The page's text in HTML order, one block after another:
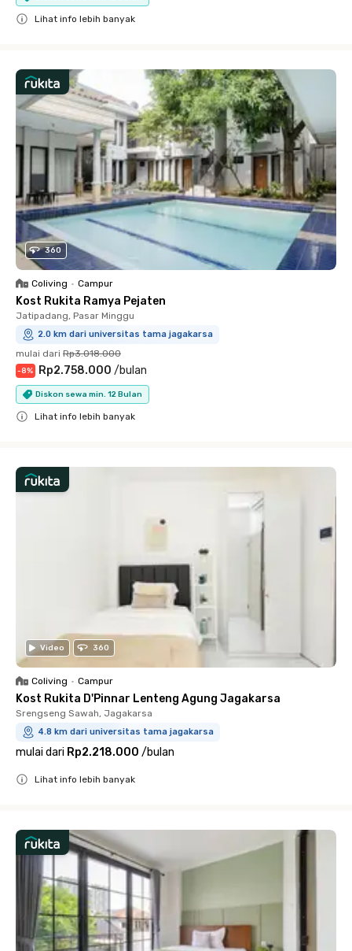
Lihat info lebih banyak
360
Coliving • Campur
Kost Rukita Ramya Pejaten
Jatipadang, Pasar Minggu
2.0 km dari universitas tama jagakarsa
mulai dari Rp3.018.000
-8% Rp2.758.000 /bulan
Diskon sewa min. 12 Bulan
Lihat info lebih banyak
Video 360
Coliving • Campur
Kost Rukita D'Pinnar Lenteng Agung Jagakarsa
Srengseng Sawah, Jagakarsa
4.8 km dari universitas tama jagakarsa
mulai dari Rp2.218.000 /bulan
Lihat info lebih banyak